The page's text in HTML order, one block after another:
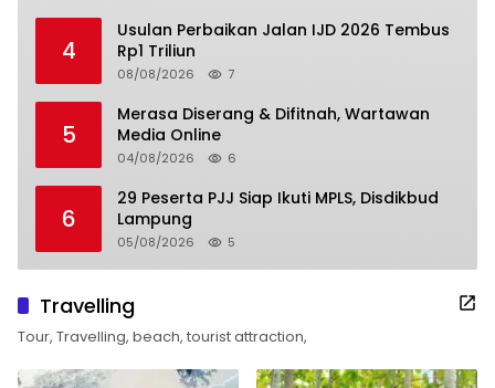
4
Usulan Perbaikan Jalan IJD 2026 Tembus
Rp1 Triliun
08/08/2026 7
5
Merasa Diserang & Difitnah, Wartawan
Media Online
04/08/2026 6
6
29 Peserta PJJ Siap Ikuti MPLS, Disdikbud
Lampung
05/08/2026 5
Travelling
Tour, Travelling, beach, tourist attraction,